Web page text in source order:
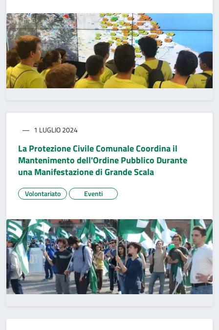
1 LUGLIO 2024
La Protezione Civile Comunale Coordina il
Mantenimento dell'Ordine Pubblico Durante
una Manifestazione di Grande Scala
Volontariato Eventi